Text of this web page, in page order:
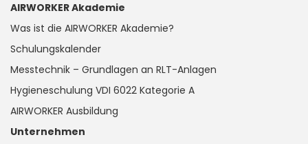
AIRWORKER Akademie
Was ist die AIRWORKER Akademie?
Schulungskalender
Messtechnik – Grundlagen an RLT-Anlagen
Hygieneschulung VDI 6022 Kategorie A
AIRWORKER Ausbildung
Unternehmen